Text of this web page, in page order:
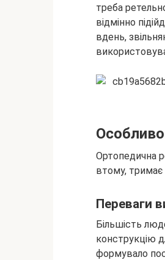
треба
відмінно
вдень,
Ортопедична
втому, тримає
Переваги
Більшість
конструкцію
формувало